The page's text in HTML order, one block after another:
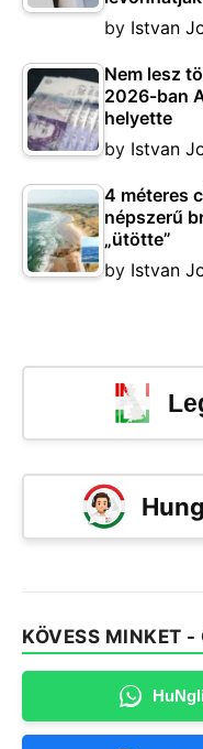
by Istvan
Nem lesz
2026-ban
helyette
by Istvan
4 méteres
népszerű
„ütötte”
by Istvan
KÖVESS MINKET